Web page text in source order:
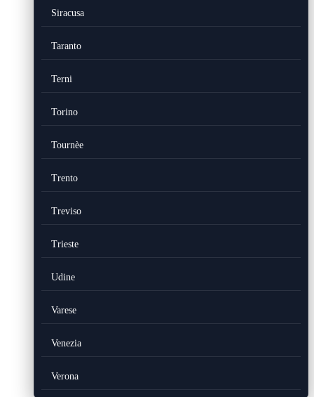
Siracusa
Taranto
Terni
Torino
Tournèe
Trento
Treviso
Trieste
Udine
Varese
Venezia
Verona